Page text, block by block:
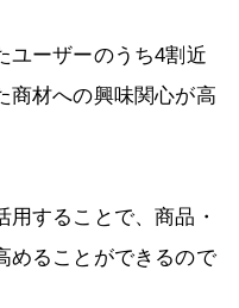
ユーザーのうち4割近
商材への興味関心が高
することで、商品・
めることができるので